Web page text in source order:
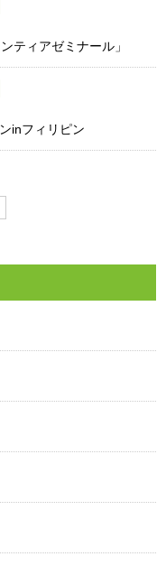
ティアゼミナール」
inフィリピン